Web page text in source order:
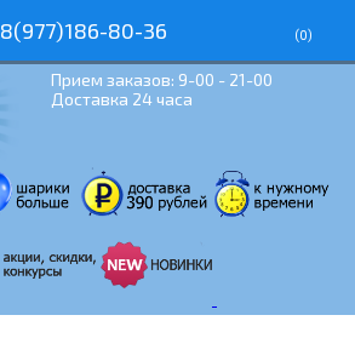
8(977)186-80-36 (0)
Прием заказов: 9-00 - 21-00
Доставка 24 часа